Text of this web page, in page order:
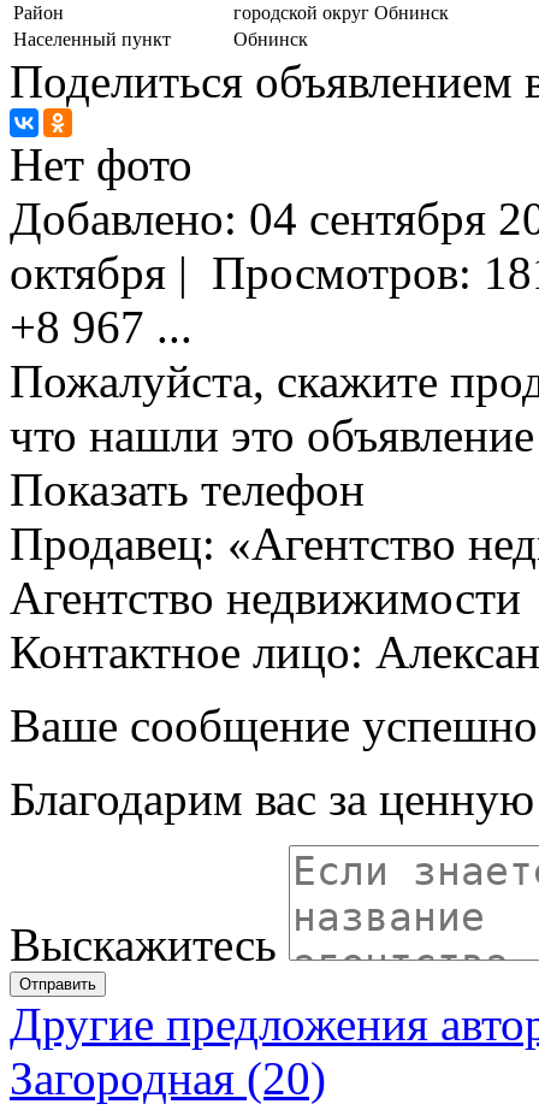
Район
городской округ Обнинск
Населенный пункт
Обнинск
Поделиться объявлением
Нет фото
Добавлено: 04 сентября
октября | Просмотров:
+8 967 ...
Пожалуйста, скажите
что нашли это
Показать телефон
Продавец: «Агентство
Агентство недвижимости
Контактное лицо:
Ваше сообщение успешно
Благодарим вас за
Выскажитесь
Отправить
Другие предложения
Загородная (20)